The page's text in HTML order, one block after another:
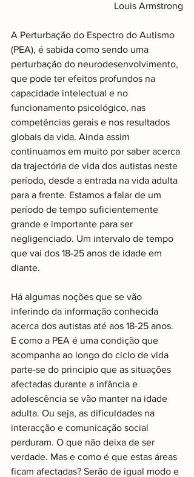
Louis Armstrong
A Perturbação do Espectro do Autismo
(PEA), é sabida como sendo uma
perturbação do neurodesenvolvimento,
que pode ter efeitos profundos na
capacidade intelectual e no
funcionamento psicológico, nas
competências gerais e nos resultados
globais da vida. Ainda assim
continuamos em muito por saber acerca
da trajectória de vida dos autistas neste
período, desde a entrada na vida adulta
para a frente. Estamos a falar de um
período de tempo suficientemente
grande e importante para ser
negligenciado. Um intervalo de tempo
que vai dos 18-25 anos de idade em
diante.
Há algumas noções que se vão
inferindo da informação conhecida
acerca dos autistas até aos 18-25 anos.
E como a PEA é uma condição que
acompanha ao longo do ciclo de vida
parte-se do principio que as situações
afectadas durante a infância e
adolescência se vão manter na idade
adulta. Ou seja, as dificuldades na
interacção e comunicação social
perduram. O que não deixa de ser
verdade. Mas e como é que estas áreas
ficam afectadas? Serão de igual modo e